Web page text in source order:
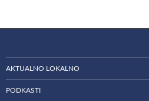
AKTUALNO LOKALNO
PODKASTI